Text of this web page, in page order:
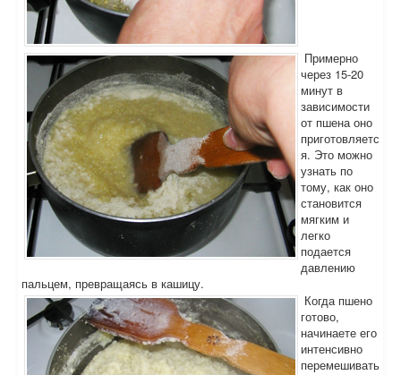
Примерно
через 15-20
минут в
зависимости
от пшена оно
приготовляетс
я. Это можно
узнать по
тому, как оно
становится
мягким и
легко
подается
давлению
пальцем, превращаясь в кашицу.
Когда пшено
готово,
начинаете его
интенсивно
перемешивать